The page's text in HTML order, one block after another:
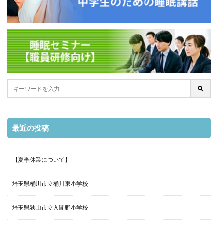
最近の投稿
【夏季休業について】
埼玉県桶川市立桶川東小学校
埼玉県狭山市立入間野小学校